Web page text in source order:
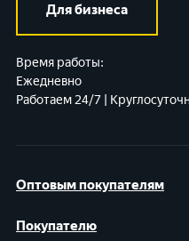
Оптовым покупателям
Покупателю
Для бизнеса
Время работы:
Ежедневно
Работаем 24/7 |